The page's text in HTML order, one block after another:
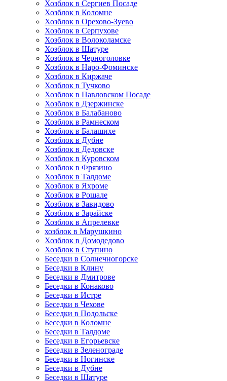
Хозблок в Сергиев Посаде
Хозблок в Коломне
Хозблок в Орехово-Зуево
Хозблок в Серпухове
Хозблок в Волоколамске
Хозблок в Шатуре
Хозблок в Черноголовке
Хозблок в Наро-Фоминске
Хозблок в Киржаче
Хозблок в Тучково
Хозблок в Павловском Посаде
Хозблок в Дзержинске
Хозблок в Балабаново
Хозблок в Рамнеском
Хозблок в Балашихе
Хозблок в Дубне
Хозблок в Дедовске
Хозблок в Куровском
Хозблок в Фрязино
Хозблок в Талдоме
Хозблок в Яхроме
Хозблок в Рошале
Хозблок в Завидово
Хозблок в Зарайске
Хозблок в Апрелевке
хозблок в Марушкино
Хозблок в Домодедово
Хозблок в Ступино
Беседки в Солнечногорске
Беседки в Клину
Беседки в Дмитрове
Беседки в Конаково
Беседки в Истре
Беседки в Чехове
Беседки в Подольске
Беседки в Коломне
Беседки в Талдоме
Беседки в Егорьевске
Беседки в Зеленограде
Беседки в Ногинске
Беседки в Дубне
Беседки в Шатуре